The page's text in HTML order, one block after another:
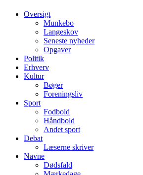
Oversigt
Munkebo
Langeskov
Seneste nyheder
Opgaver
Politik
Erhverv
Kultur
Bøger
Foreningsliv
Sport
Fodbold
Håndbold
Andet sport
Debat
Læserne skriver
Navne
Dødsfald